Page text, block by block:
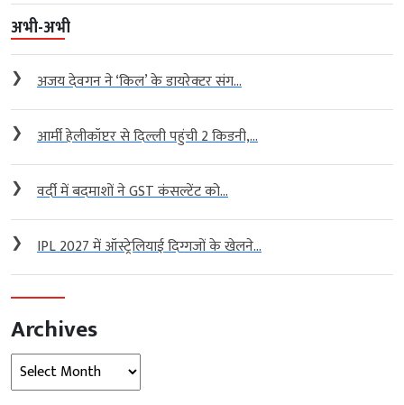
अभी-अभी
❯ अजय देवगन ने ‘किल’ के डायरेक्टर संग...
❯ आर्मी हेलीकॉप्टर से दिल्ली पहुंची 2 किडनी,...
❯ वर्दी में बदमाशों ने GST कंसल्टेंट को...
❯ IPL 2027 में ऑस्ट्रेलियाई दिग्गजों के खेलने...
Archives
Archives